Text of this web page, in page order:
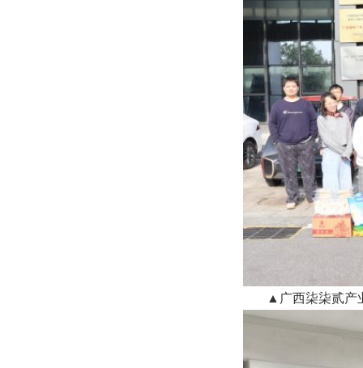
▲广西柒柒贰产